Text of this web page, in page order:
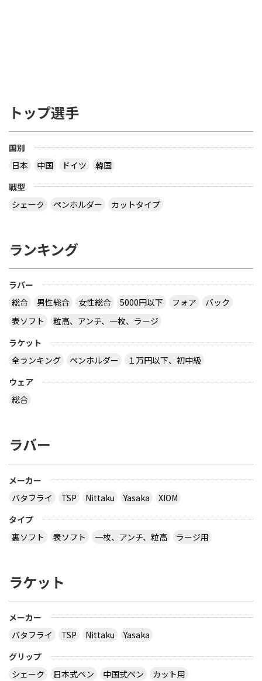
トップ選手
国別
日本
中国 ドイツ
韓国
戦型
シェーク
ペンホルダー カットタイプ
ランキング
ラバー
総合
男性総合 女性総合 5000円以下 フォア
バック
表ソフト
粒高、アンチ、一枚、ラージ
ラケット
全ランキング
ペンホルダー
１万円以下、初中級
ウェア
総合
ラバー
メーカー
バタフライ
TSP Nittaku Yasaka
XIOM
タイプ
裏ソフト
表ソフト 一枚、アンチ、粒高 ラージ用
ラケット
メーカー
バタフライ
TSP Nittaku
Yasaka
グリップ
シェーク
日本式ペン 中国式ペン
カット用